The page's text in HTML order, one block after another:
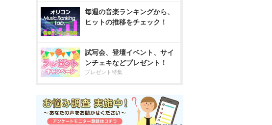
毎週の音楽ランキングから、
ヒットの推移をチェック！
試写会、登壇イベント、サイ
ンチェキなどプレゼント！
プレゼント特集